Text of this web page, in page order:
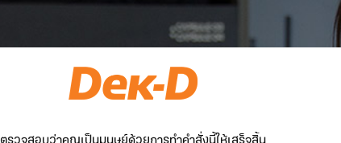
ตรวจสอบว่าคุณเป็นมนุษย์ด้วยการทำคำสั่งนี้ให้เสร็จสิ้น